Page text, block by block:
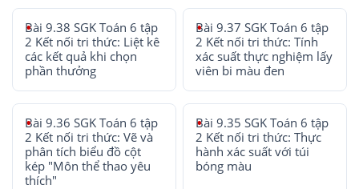
Bài 9.38 SGK Toán 6 tập
2 Kết nối tri thức: Liệt kê
các kết quả khi chọn
phần thưởng
Bài 9.37 SGK Toán 6 tập
2 Kết nối tri thức: Tính
xác suất thực nghiệm lấy
viên bi màu đen
Bài 9.36 SGK Toán 6 tập
2 Kết nối tri thức: Vẽ và
phân tích biểu đồ cột
kép "Môn thể thao yêu
thích"
Bài 9.35 SGK Toán 6 tập
2 Kết nối tri thức: Thực
hành xác suất với túi
bóng màu